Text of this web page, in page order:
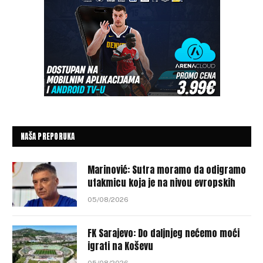
NAŠA PREPORUKA
Marinović: Sutra moramo da odigramo
utakmicu koja je na nivou evropskih
05/08/2026
FK Sarajevo: Do daljnjeg nećemo moći
igrati na Koševu